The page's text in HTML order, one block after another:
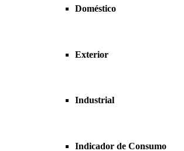
Doméstico
Exterior
Industrial
Indicador de Consumo